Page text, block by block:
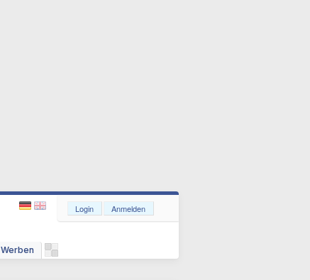
Werben
Login Anmelden